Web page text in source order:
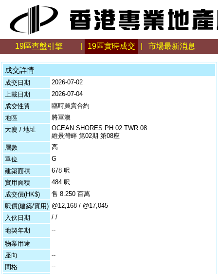
19區查盤引擎 19區實時成交 市場最新消息
成交詳情
成交日期
2026-07-02
上載日期
2026-07-04
成交性質
臨時買賣合約
地區
將軍澳
大廈 / 地址
OCEAN SHORES PH 02 TWR 08
維景灣畔 第02期 第08座
層數
高
單位
G
建築面積
678 呎
實用面積
484 呎
成交價(HK$)
售 8.250 百萬
呎價(建築/實用) @12,168 / @17,045
入伙日期
/ /
地契年期
--
物業用途
座向
--
間格
--